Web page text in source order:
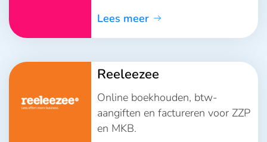
Lees meer
Reeleezee
Online boekhouden, btw-
aangiften en factureren voor ZZP
en MKB.